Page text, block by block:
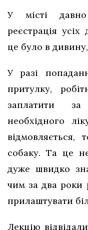
У місті давно
реєстрація
це було в
У разі
притулку,
заплатити за
необхідного
собаку. Та це
дуже швидко
чим за два роки
прилаштувати
Лекцію